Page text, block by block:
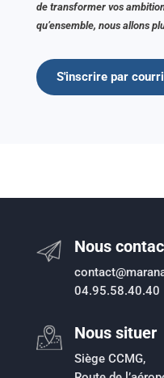
de transformer vos
qu’ensemble, nous allons
S'inscrire par
Nous
04.95.58.40.40
Nous situer
Siège CCMG,